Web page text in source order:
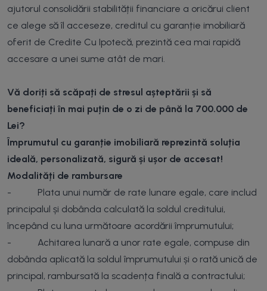
ajutorul consolidării stabilității financiare a oricărui client
ce alege să îl acceseze, creditul cu garanție imobiliară
oferit de Credite Cu Ipotecă, prezintă cea mai rapidă
accesare a unei sume atât de mari.
Vă doriți să scăpați de stresul așteptării și să
beneficiați în mai puțin de o zi de până la 700.000 de
Lei?
Împrumutul cu garanție imobiliară reprezintă soluția
ideală, personalizată, sigură și ușor de accesat!
Modalități de rambursare
- Plata unui număr de rate lunare egale, care includ
principalul și dobânda calculată la soldul creditului,
începând cu luna următoare acordării împrumutului;
- Achitarea lunară a unor rate egale, compuse din
dobânda aplicată la soldul împrumutului și o rată unică de
principal, rambursată la scadența finală a contractului;